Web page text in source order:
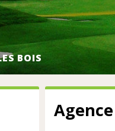
BOIS